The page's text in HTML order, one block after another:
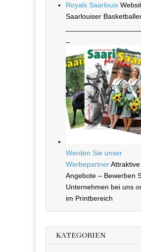
Royals Saarlouis
Saarlouiser
Werden Sie unser
WerbepartnerAttraktive
Angebote – Bewerben
Unternehmen bei uns
im Printbereich
KATEGORIEN